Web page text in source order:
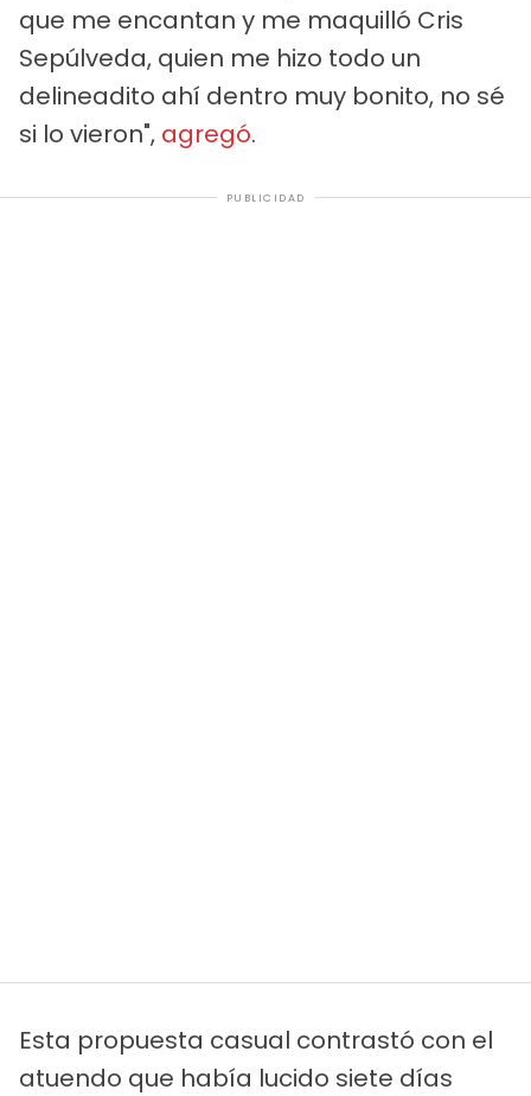
que me encantan y me maquilló Cris
Sepúlveda, quien me hizo todo un
delineadito ahí dentro muy bonito, no sé
si lo vieron", agregó.
PUBLICIDAD
Esta propuesta casual contrastó con el
atuendo que había lucido siete días